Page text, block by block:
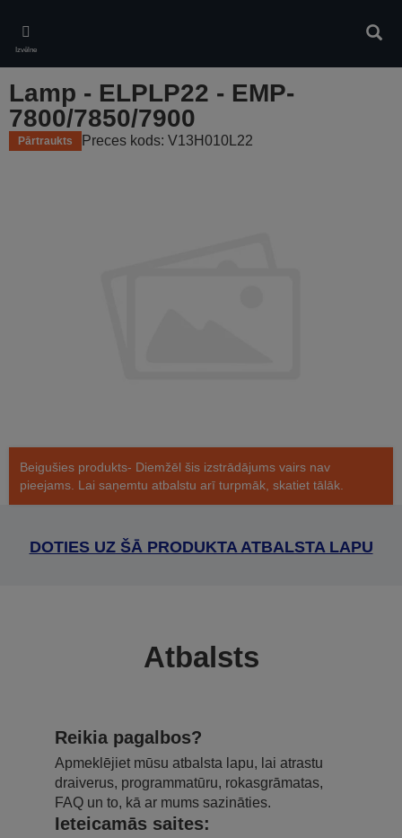
main
content
Izvēlne
Lamp - ELPLP22 - EMP-
7800/7850/7900
Pārtraukts Preces kods: V13H010L22
Beigušies produkts- Diemžēl šis izstrādājums vairs nav
pieejams. Lai saņemtu atbalstu arī turpmāk, skatiet tālāk.
DOTIES UZ ŠĀ PRODUKTA ATBALSTA LAPU
Atbalsts
Reikia pagalbos?
Apmeklējiet mūsu atbalsta lapu, lai atrastu
draiverus, programmatūru, rokasgrāmatas,
FAQ un to, kā ar mums sazināties.
Ieteicamās saites: